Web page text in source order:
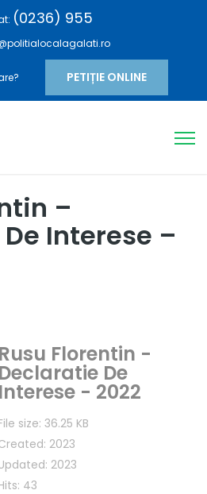
(0236) 955
PETIȚIE ONLINE
–
Interese –
Rusu Florentin -
Declaratie De
Interese - 2022
size: 36.25 KB
2023
2023
43